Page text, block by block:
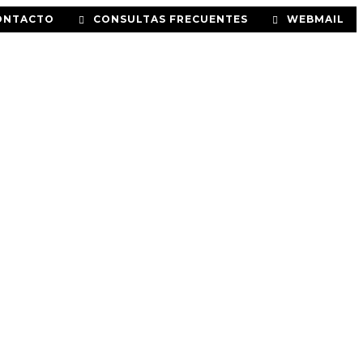
CONSULTAS FRECUENTES WEBMAIL